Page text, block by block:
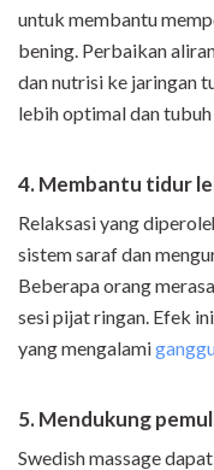
untuk membantu
bening. Perbaikan
dan nutrisi ke jaringan
lebih optimal dan tubuh
4. Membantu tidur
Relaksasi yang
sistem saraf dan
Beberapa orang
sesi pijat ringan. Efek
yang mengalami
5. Mendukung
Swedish massage